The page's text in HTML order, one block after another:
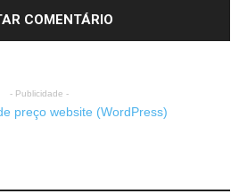
- Publicidade -